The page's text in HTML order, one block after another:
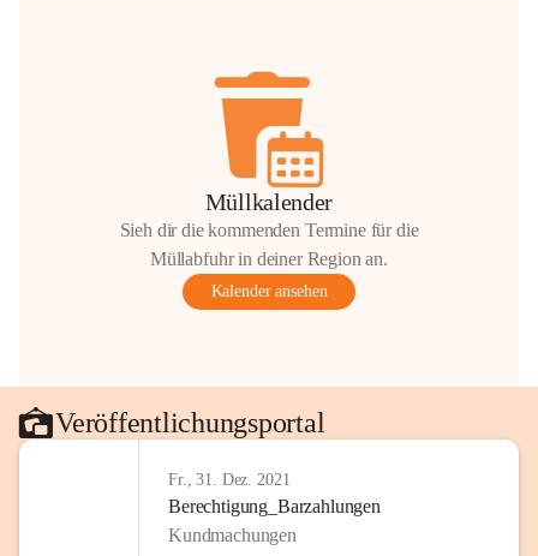
Müllkalender
Sieh dir die kommenden Termine für die
Müllabfuhr in deiner Region an.
Kalender ansehen
Veröffentlichungsportal
Fr., 31. Dez. 2021
Berechtigung_Barzahlungen
Kundmachungen